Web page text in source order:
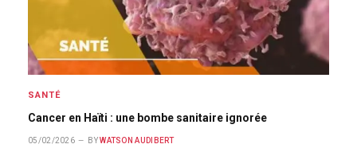
SANTÉ
Cancer en Haïti : une bombe sanitaire ignorée
05/02/2026 BY WATSON AUDIBERT